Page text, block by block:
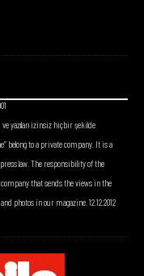
yazıları izinsiz hiçbir şekilde
belong to a private company. It is a
law. The responsibility of the
that sends the views in the
photos in our magazine. 12.12.2012